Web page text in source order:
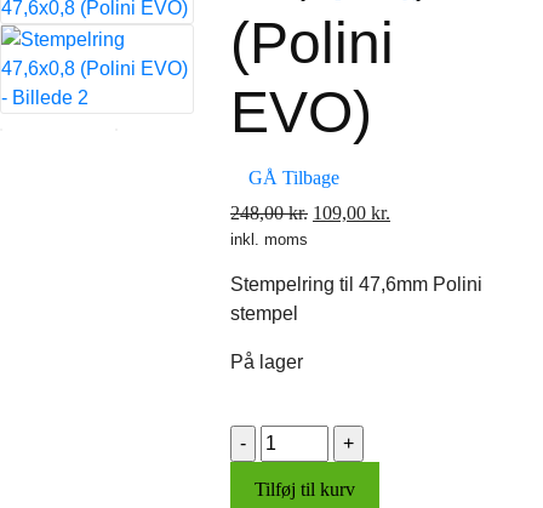
(Polini
EVO)
GÅ Tilbage
248,00kr. Den
var:
109,00 kr.
inkl. moms
Stempelring til 47,6mm Polini
stempel
På lager
Stempelring
47,6x0,8
(Polini
Tilføj til kurv